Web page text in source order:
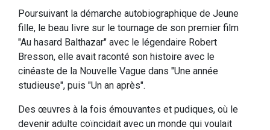
Poursuivant la démarche autobiographique de Jeune
fille, le beau livre sur le tournage de son premier film
"Au hasard Balthazar" avec le légendaire Robert
Bresson, elle avait raconté son histoire avec le
cinéaste de la Nouvelle Vague dans "Une année
studieuse", puis "Un an après".
Des œuvres à la fois émouvantes et pudiques, où le
devenir adulte coïncidait avec un monde qui voulait